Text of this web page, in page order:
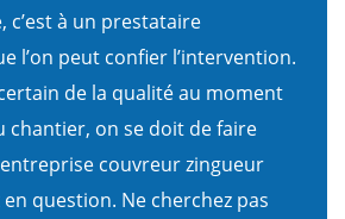
c’est à un prestataire
l’on peut confier l’intervention.
de la qualité au moment
chantier, on se doit de faire
couvreur zingueur
question. Ne cherchez pas